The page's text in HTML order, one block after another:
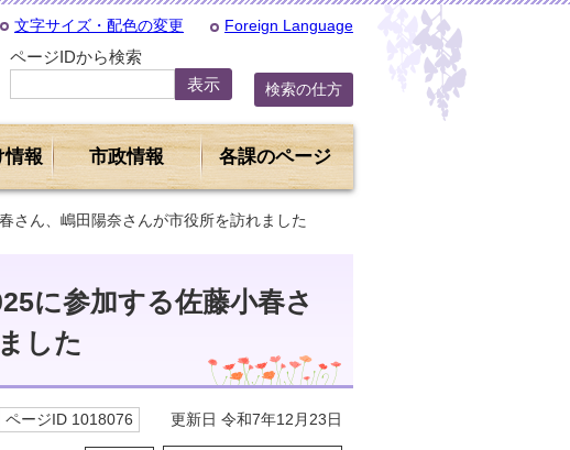
文字サイズ・配色の変更 Foreign Language
ページIDから検索
検索の仕方
情報 市政情報 各課のページ
さん、嶋田陽奈さんが市役所を訪れました
に参加する佐藤小春さ
した
ページID 1018076 更新日 令和7年12月23日